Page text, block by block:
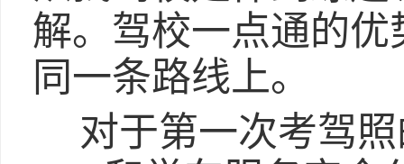
解。驾校一点通的
同一条路线上。
对于第一次考驾